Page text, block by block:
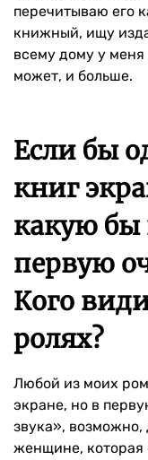
перечитываю его
книжный, ищу
всему дому у меня
может, и больше.
Если бы
книг
какую бы
первую
Кого
ролях?
Любой из моих
экране, но в
звука», возможно,
женщине, которая